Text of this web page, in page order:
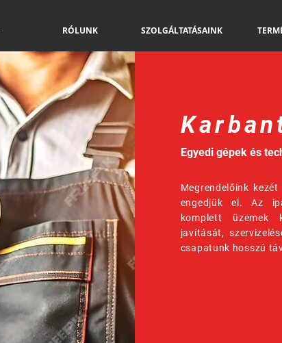
RÓLUNK SZOLGÁLTATÁSAINK
Egyedi gépek és
Megrendelőink
engedjük el. Az
komplett üzemek
javítását,
csapatunk hosszú